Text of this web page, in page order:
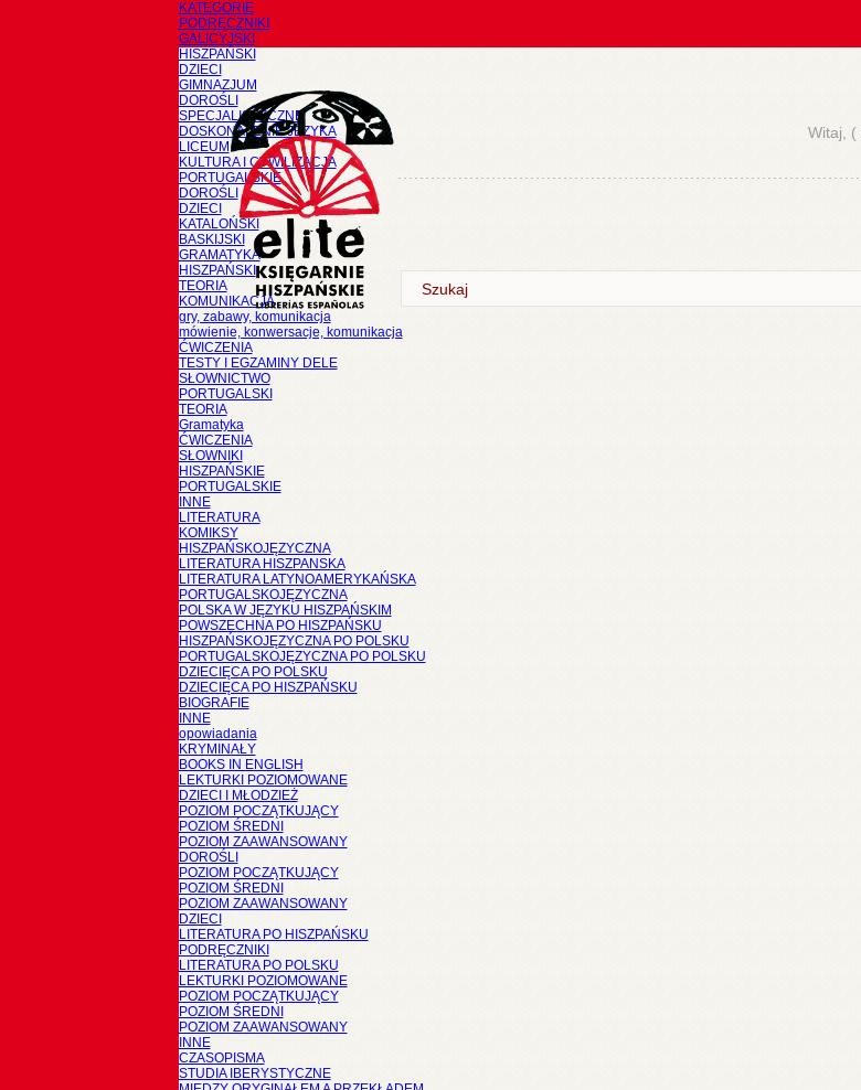
KATEGORIE
PODRĘCZNIKI
GALICYJSKI
HISZPAŃSKI
DZIECI
GIMNAZJUM
DOROŚLI
SPECJALISTYCZNE
DOSKONALENIE JĘZYKA
LICEUM
KULTURA I CYWILIZACJA
PORTUGALSKIE
DOROŚLI
DZIECI
KATALOŃSKI
BASKIJSKI
GRAMATYKA
HISZPAŃSKI
TEORIA
KOMUNIKACJA
gry, zabawy, komunikacja
mówienie, konwersacje, komunikacja
ĆWICZENIA
TESTY I EGZAMINY DELE
SŁOWNICTWO
PORTUGALSKI
TEORIA
Gramatyka
ĆWICZENIA
SŁOWNIKI
HISZPAŃSKIE
PORTUGALSKIE
INNE
LITERATURA
KOMIKSY
HISZPAŃSKOJĘZYCZNA
LITERATURA HISZPANSKA
LITERATURA LATYNOAMERYKAŃSKA
PORTUGALSKOJĘZYCZNA
POLSKA W JĘZYKU HISZPAŃSKIM
POWSZECHNA PO HISZPAŃSKU
HISZPAŃSKOJĘZYCZNA PO POLSKU
PORTUGALSKOJĘZYCZNA PO POLSKU
DZIECIĘCA PO POLSKU
DZIECIĘCA PO HISZPAŃSKU
BIOGRAFIE
INNE
opowiadania
KRYMINAŁY
BOOKS IN ENGLISH
LEKTURKI POZIOMOWANE
DZIECI I MŁODZIEŻ
POZIOM POCZĄTKUJĄCY
POZIOM ŚREDNI
POZIOM ZAAWANSOWANY
DOROŚLI
POZIOM POCZĄTKUJĄCY
POZIOM ŚREDNI
POZIOM ZAAWANSOWANY
DZIECI
LITERATURA PO HISZPAŃSKU
PODRĘCZNIKI
LITERATURA PO POLSKU
LEKTURKI POZIOMOWANE
POZIOM POCZĄTKUJĄCY
POZIOM ŚREDNI
POZIOM ZAAWANSOWANY
INNE
CZASOPISMA
STUDIA IBERYSTYCZNE
Witaj, (